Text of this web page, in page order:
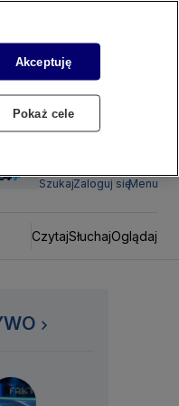
SzukajZaloguj sięMenu
CzytajSłuchajOglądaj
Akceptuję
Pokaż cele